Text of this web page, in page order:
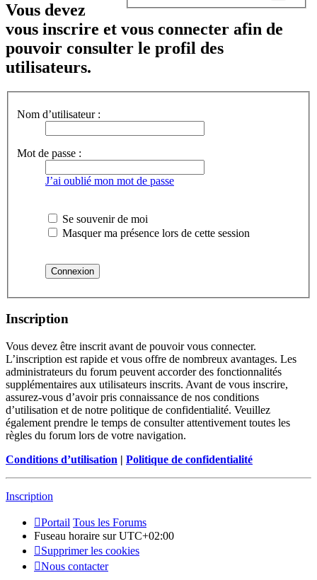
Vous devez
vous inscrire et vous connecter afin de
pouvoir consulter le profil des
utilisateurs.
Nom d’utilisateur :
Mot de passe :
J’ai oublié mon mot de passe
Se souvenir de moi
Masquer ma présence lors de cette session
Inscription
Vous devez être inscrit avant de pouvoir vous connecter.
L’inscription est rapide et vous offre de nombreux avantages. Les
administrateurs du forum peuvent accorder des fonctionnalités
supplémentaires aux utilisateurs inscrits. Avant de vous inscrire,
assurez-vous d’avoir pris connaissance de nos conditions
d’utilisation et de notre politique de confidentialité. Veuillez
également prendre le temps de consulter attentivement toutes les
règles du forum lors de votre navigation.
Conditions d’utilisation | Politique de confidentialité
Inscription
Portail Tous les Forums
Fuseau horaire surUTC+02:00
Supprimer les cookies
Nous contacter